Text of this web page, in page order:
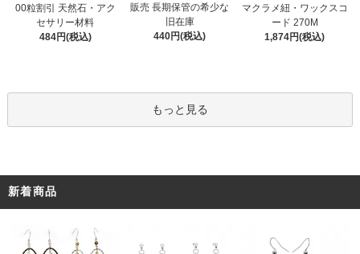
00粒割引 天然石・アク
セサリー材料
484円(税込)
販売 長期保管の希少な
旧在庫
440円(税込)
マクラメ紐・ワックスコ
ード 270M
1,874円(税込)
もっと見る
新着商品